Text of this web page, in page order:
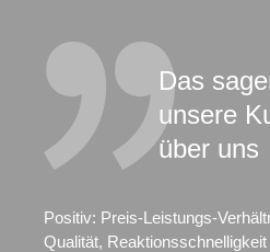
Das
unsere
über uns
Positiv: Preis-Leistungs-
Qualität, Reaktionsschnelligkeit